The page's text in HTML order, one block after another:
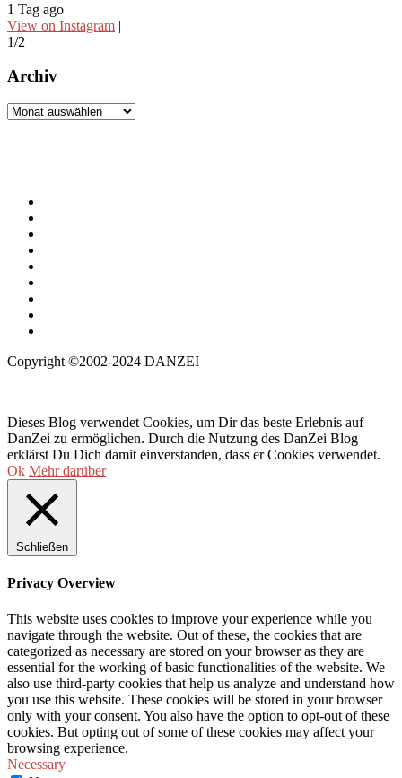
1 Tag ago
View on Instagram |
1/2
Archiv
Archiv
Copyright ©2002-2024 DANZEI
Dieses Blog verwendet Cookies, um Dir das beste Erlebnis auf
DanZei zu ermöglichen. Durch die Nutzung des DanZei Blog
erklärst Du Dich damit einverstanden, dass er Cookies verwendet.
Ok Mehr darüber
Schließen
Privacy Overview
This website uses cookies to improve your experience while you
navigate through the website. Out of these, the cookies that are
categorized as necessary are stored on your browser as they are
essential for the working of basic functionalities of the website. We
also use third-party cookies that help us analyze and understand how
you use this website. These cookies will be stored in your browser
only with your consent. You also have the option to opt-out of these
cookies. But opting out of some of these cookies may affect your
browsing experience.
Necessary